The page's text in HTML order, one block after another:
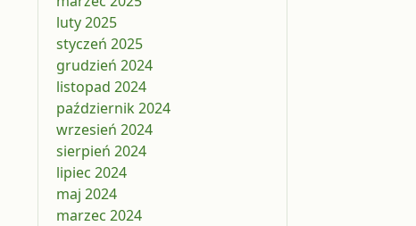
luty 2025
styczeń 2025
grudzień 2024
listopad 2024
październik 2024
wrzesień 2024
sierpień 2024
lipiec 2024
maj 2024
marzec 2024